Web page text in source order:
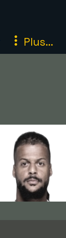
Plus...